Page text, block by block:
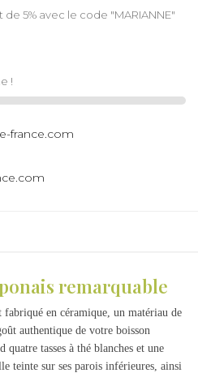
5% avec le code "MARIANNE"
!
remarquable
fabriqué en céramique, un matériau de
authentique de votre boisson
quatre tasses à thé blanches et une
teinte sur ses parois inférieures, ainsi